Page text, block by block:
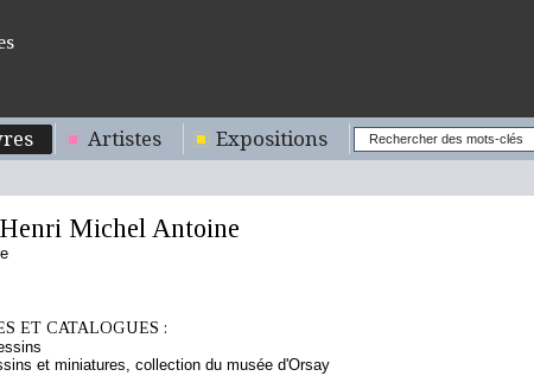
Artistes Expositions
Michel Antoine
ET CATALOGUES :
et miniatures, collection du musée d'Orsay